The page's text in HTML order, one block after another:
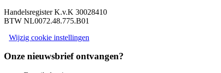
Handelsregister K.v.K 30028410
BTW NL0072.48.775.B01
Wijzig cookie instellingen
Onze nieuwsbrief ontvangen?